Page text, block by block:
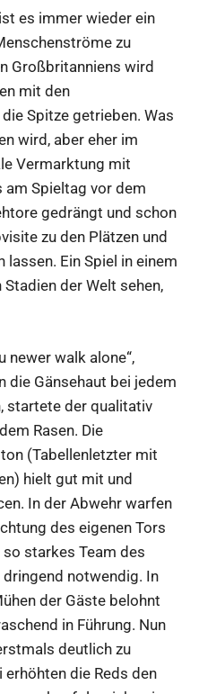
es immer wieder ein
zu
Großbritanniens wird
mit den
Spitze getrieben. Was
wird, aber eher im
Vermarktung mit
Spieltag vor dem
gedrängt und schon
zu den Plätzen und
Ein Spiel in einem
der Welt sehen,
newer walk alone“,
die Gänsehaut bei jedem
startete der qualitativ
Rasen. Die
(Tabellenletzter mit
hielt gut mit und
In der Abwehr warfen
des eigenen Tors
starkes Team des
notwendig. In
der Gäste belohnt
in Führung. Nun
deutlich zu
die Reds den